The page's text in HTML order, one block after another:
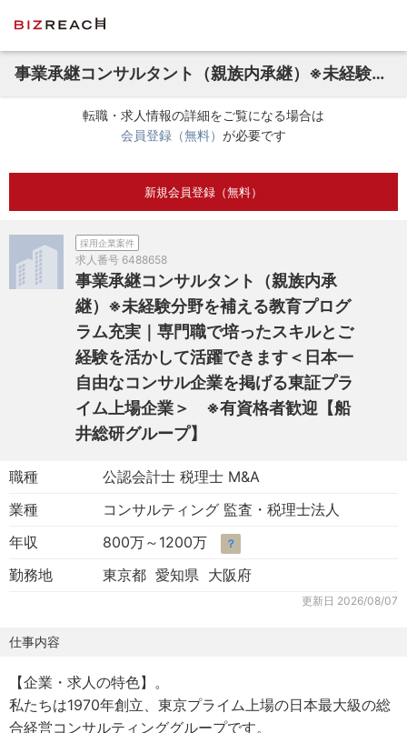
事業承継コンサルタント（親族内承継）※未経験分野を補える教育プログラム充実｜専門職で培ったスキルとご経験を活かして活躍できます＜日本一自由なコンサル企業を掲げる東証プライム上場企業＞ ※有資格者歓迎【船井総研グループ】
転職・求人情報の詳細をご覧になる場合は
会員登録（無料） が必要です
新規会員登録（無料）
採用企業案件
求人番号 6488658
事業承継コンサルタント（親族内承
継）※未経験分野を補える教育プログ
ラム充実｜専門職で培ったスキルとご
経験を活かして活躍できます＜日本一
自由なコンサル企業を掲げる東証プラ
イム上場企業＞ ※有資格者歓迎【船
井総研グループ】
職種
公認会計士 税理士 M&A
業種
コンサルティング 監査・税理士法人
年収
800万～1200万 ？
勤務地 東京都 愛知県 大阪府
更新日 2026/08/07
仕事内容
【企業・求人の特色】。
私たちは1970年創立、東京プライム上場の日本最大級の総
合経営コンサルティンググループです。